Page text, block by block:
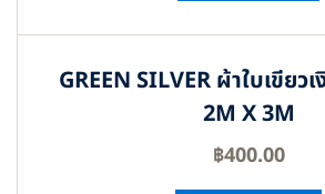
GREEN SILVER ผ้าใบเขียว
2M X 3M
฿400.00